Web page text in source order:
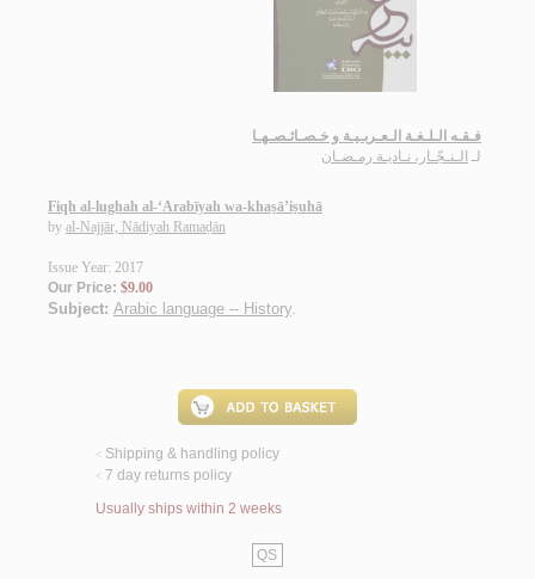
فـقـه الـلـغـة الـعـربـيـة و خـصـائـصـهـا
لـ الـنـجّـار، نـاديـة رمـضـان
Fiqh al-lughah al-‘Arabīyah wa-khaṣā’iṣuhā
by al-Najjār, Nādiyah Ramaḍān
Issue Year: 2017
Our Price: $9.00
Subject: Arabic language -- History.
< Shipping & handling policy
< 7 day returns policy
Usually ships within 2 weeks
QS